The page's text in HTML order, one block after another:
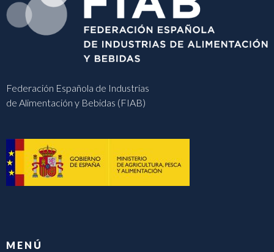
Federación Española de Industrias
de Alimentación y Bebidas (FIAB)
MENÚ